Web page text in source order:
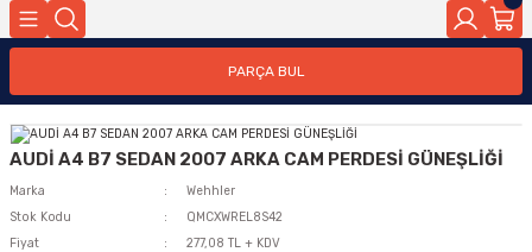
PARÇA BUL
AUDİ A4 B7 SEDAN 2007 ARKA CAM PERDESİ GÜNEŞLİĞİ
Marka
Wehhler
Stok Kodu
QMCXWREL8S42
Fiyat
277,08 TL + KDV